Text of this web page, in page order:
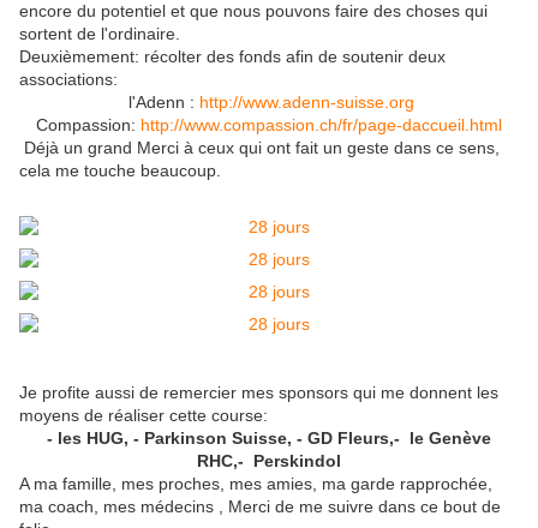
encore du potentiel et que nous pouvons faire des choses qui
sortent de l'ordinaire.
Deuxièmement: récolter des fonds afin de soutenir deux
associations:
l'Adenn : http://www.adenn-suisse.org
Compassion: http://www.compassion.ch/fr/page-daccueil.html
Déjà un grand Merci à ceux qui ont fait un geste dans ce sens,
cela me touche beaucoup.
Je profite aussi de remercier mes sponsors qui me donnent les
moyens de réaliser cette course:
- les HUG, - Parkinson Suisse, - GD Fleurs,- le Genève
RHC,- Perskindol
A ma famille, mes proches, mes amies, ma garde rapprochée,
ma coach, mes médecins , Merci de me suivre dans ce bout de